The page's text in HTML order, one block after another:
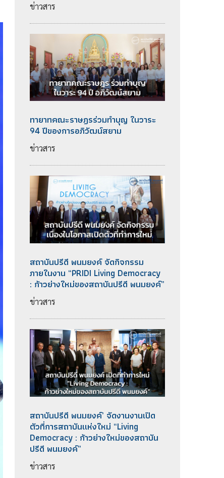
ข่าวสาร
ทายาทคณะราษฎรร่วมทำบุญ ในวาระ
94 ปีของการอภิวัฒน์สยาม
ข่าวสาร
สถาบันปรีดี พนมยงค์ จัดกิจกรรม
ภายในงาน “PRIDI Living Democracy
: ก้าวย่างใหม่ของสถาบันปรีดี พนมยงค์”
ข่าวสาร
สถาบันปรีดี พนมยงค์’ จัดงานงานเปิด
ตัวที่การสถาบันแห่งใหม่ “Living
Democracy : ก้าวย่างใหม่ของสถาบัน
ปรีดี พนมยงค์”
ข่าวสาร